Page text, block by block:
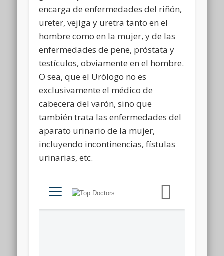
encarga de enfermedades del riñón,
ureter, vejiga y uretra tanto en el
hombre como en la mujer, y de las
enfermedades de pene, próstata y
testículos, obviamente en el hombre.
O sea, que el Urólogo no es
exclusivamente el médico de
cabecera del varón, sino que
también trata las enfermedades del
aparato urinario de la mujer,
incluyendo incontinencias, fístulas
urinarias, etc.